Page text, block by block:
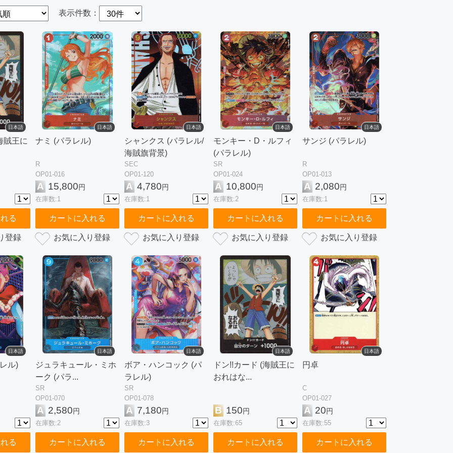
表示件数：
日本語
賊王に
る
日本語
ナミ (パラレル)
R
OP01-016
A 15,800円
在庫数:1
カートに入れる
日本語
シャンクス (パラレル/
海賊旗背景)
SEC
OP01-120
A 4,780円
在庫数:1
カートに入れる
日本語
モンキー・D・ルフィ
(パラレル)
SR
OP01-024
A 10,800円
在庫数:2
カートに入れる
日本語
サンジ (パラレル)
R
OP01-013
A 2,080円
在庫数:1
カートに入れる
日本語
ル)
る
日本語
ジュラキュール・ミホ
ーク (パラ...
SR
OP01-070
A 2,580円
在庫数:2
カートに入れる
日本語
ボア・ハンコック (パ
ラレル)
SR
OP01-078
A 7,180円
在庫数:3
カートに入れる
日本語
ドン!!カード (海賊王に
おれはな...
B 150円
在庫数:65
カートに入れる
日本語
円卓
C
OP01-027
A 20円
在庫数:55
カートに入れる